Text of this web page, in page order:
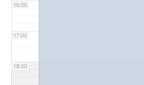
16:00
17:00
18:00